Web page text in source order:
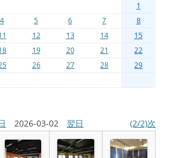
1
4 5 6 7
8
12 13 14
15
19 20 21
22
26 27 28
29
2026-03-02 翌日 (2/2)次